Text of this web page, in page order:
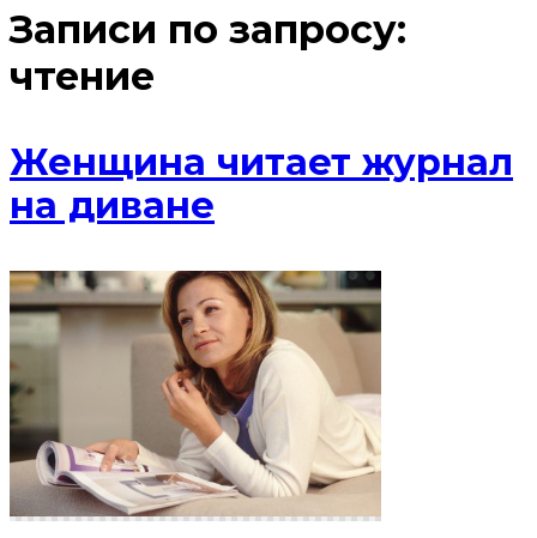
Записи по запросу:
чтение
Женщина читает журнал
на диване